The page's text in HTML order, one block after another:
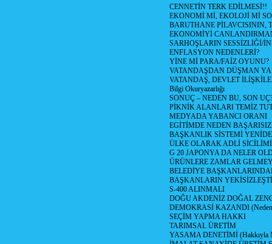
CENNETİN TERK EDİLMESİ!!
EKONOMİ Mİ, EKOLOJİ Mİ
BARUTHANE PİLAVCISININ,
EKONOMİYİ
SARHOŞLARIN SESSİZLİĞİ/
ENFLASYON NEDENLERİ?
YİNE Mİ PARA/FAİZ OYUNU?
VATANDAŞDAN DÜŞMAN
VATANDAŞ, DEVLET
Bilgi Okuryazarlığı
SONUÇ – NEDEN BU, SON
PİKNİK ALANLARI TEMİZ
MEDYADA YABANCI ORANI
EGİTİMDE NEDEN
BAŞKANLIK SİSTEMİ
ÜLKE OLARAK ADLİ
G 20 JAPONYA DA NELER
ÜRÜNLERE ZAMLAR
BELEDİYE
BAŞKANLARIN
S-400 ALINMALI
DOĞU AKDENİZ DOĞAL
DEMOKRASİ KAZANDI (Neden
SEÇİM YAPMA HAKKI
TARIMSAL ÜRETİM
YASAMA DENETİMİ (Hakkıyla